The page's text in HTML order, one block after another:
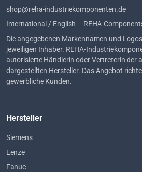
shop@reha-industriekomponenten.de
International / English – REHA-
Die angegebenen Markennamen und
jeweiligen Inhaber. REHA-
autorisierte Händlerin oder Vertreterin der
dargestellten Hersteller. Das Angebot
gewerbliche Kunden.
Hersteller
Siemens
Lenze
Fanuc